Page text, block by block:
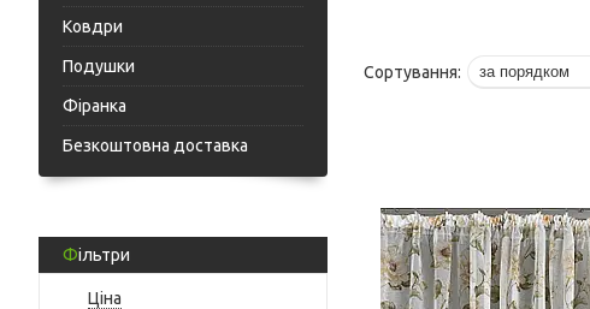
Ковдри
Подушки
Фіранка
Безкоштовна доставка
Фільтри
Ціна